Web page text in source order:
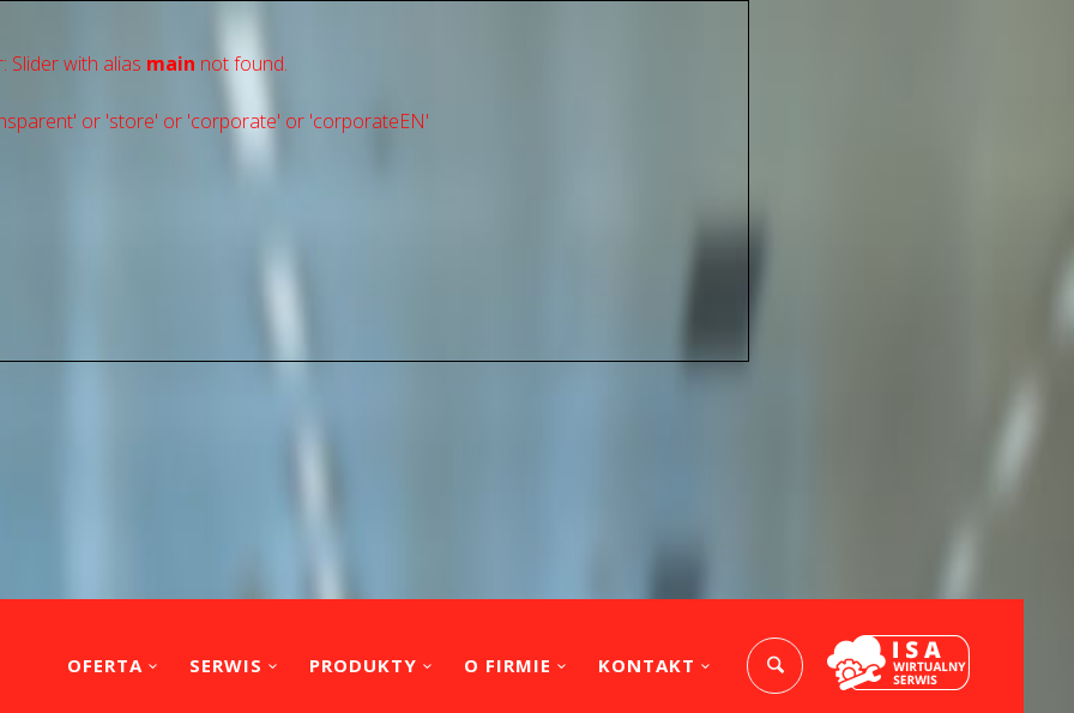
Slider with alias main not found.
or 'store' or 'сorporate' or 'corporateEN'
OFERTA SERWIS PRODUKTY O FIRMIE KONTAKT